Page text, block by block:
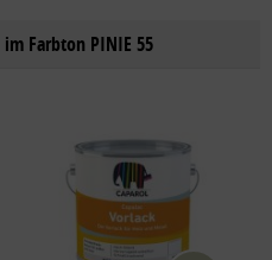
im Farbton PINIE 55